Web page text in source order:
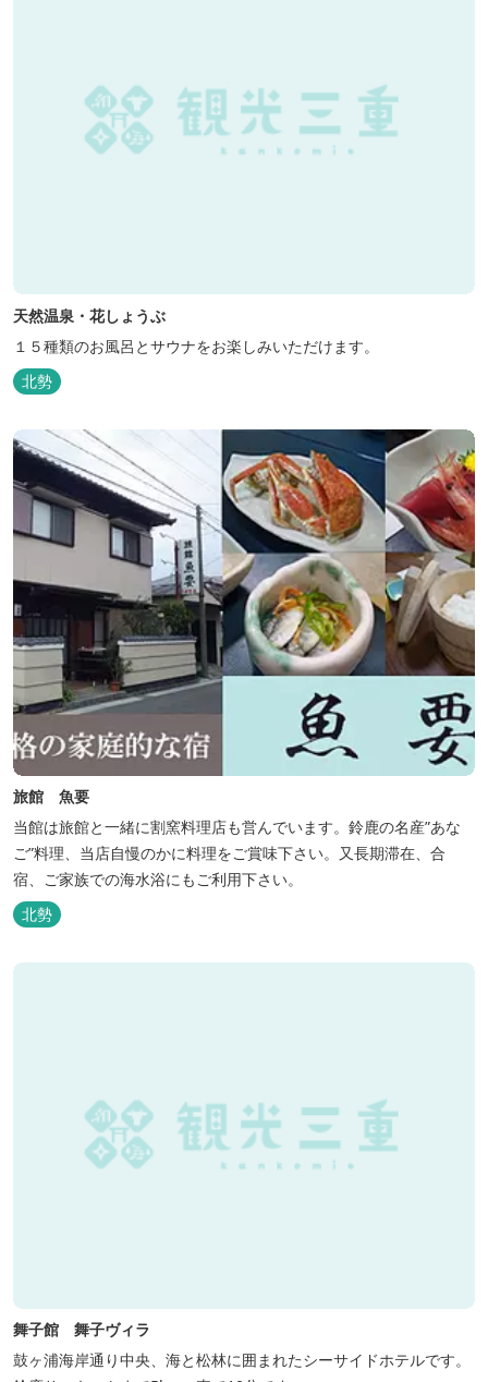
天然温泉・花しょうぶ
１５種類のお風呂とサウナをお楽しみいただけます。
北勢
旅館 魚要
当館は旅館と一緒に割窯料理店も営んでいます。鈴鹿の名産”あな
ご”料理、当店自慢のかに料理をご賞味下さい。又長期滞在、合
宿、ご家族での海水浴にもご利用下さい。
北勢
舞子館 舞子ヴィラ
鼓ヶ浦海岸通り中央、海と松林に囲まれたシーサイドホテルです。